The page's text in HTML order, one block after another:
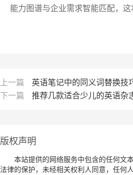
能力图谱与企业需求智能匹配，
上一篇
英语笔记中的同义词替换技
下一篇
推荐几款适合少儿的英语杂
版权声明
本站提供的网络服务中包含的任何文
法律的保护，未经相关权利人同意，任何